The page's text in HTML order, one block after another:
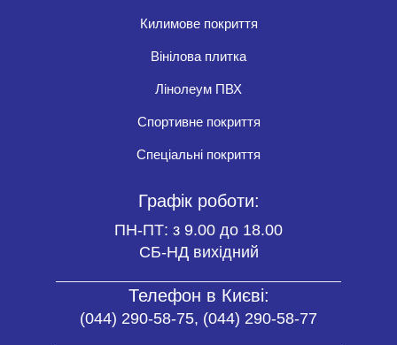
Килимове покриття
Вінілова плитка
Лінолеум ПВХ
Спортивне покриття
Спеціальні покриття
Графік роботи:
ПН-ПТ: з 9.00 до 18.00
СБ-НД вихідний
Телефон в Києві:
(044) 290-58-75, (044) 290-58-77